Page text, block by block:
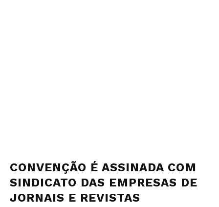
CONVENÇÃO É ASSINADA COM
SINDICATO DAS EMPRESAS DE
JORNAIS E REVISTAS